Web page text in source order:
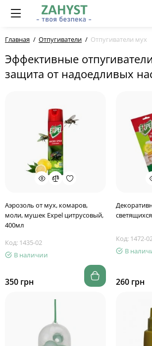
Главная Отпугиватели Отпугиватели мух
Эффективные
защита от надоедливых
Аэрозоль от мух, комаров,
моли, мушек Expel цитрусовый,
400мл
Код: 1435-02
В наличии
350 грн
Код: 1472-
В
260 грн